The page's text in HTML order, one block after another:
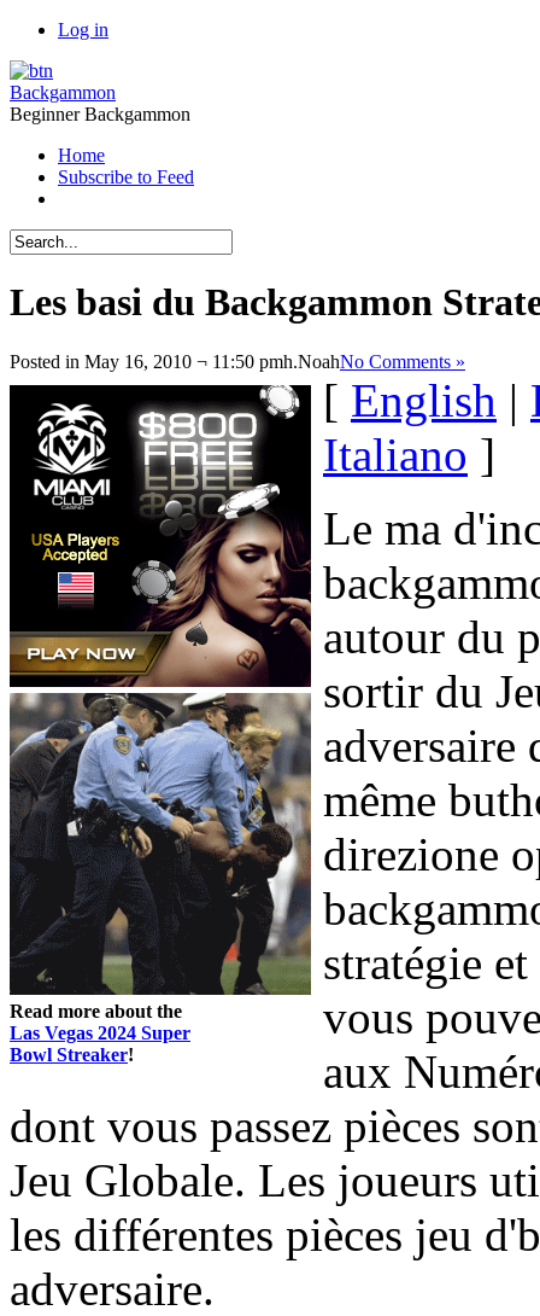
Log in
Backgammon
Beginner Backgammon
Home
Subscribe to Feed
Les basi du Backgammon
Posted in May 16, 2010 ¬ 11:50 pmh.NoahNo Comments »
Read more about the
Las Vegas 2024 Super
Bowl Streaker!
[ English |
Italiano ]
Le ma
autour du
sortir du
même
direzione
stratégie
vous
aux
dont vous passez pièces
Jeu Globale. Les joueurs
les différentes pièces jeu
adversaire.